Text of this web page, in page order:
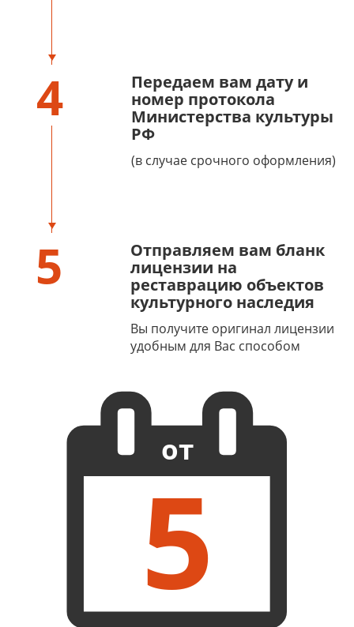
4
Передаем вам дату и
номер протокола
Министерства культуры
РФ
(в случае срочного оформления)
5
Отправляем вам бланк
лицензии на
реставрацию объектов
культурного наследия
Вы получите оригинал лицензии
удобным для Вас способом
от
5